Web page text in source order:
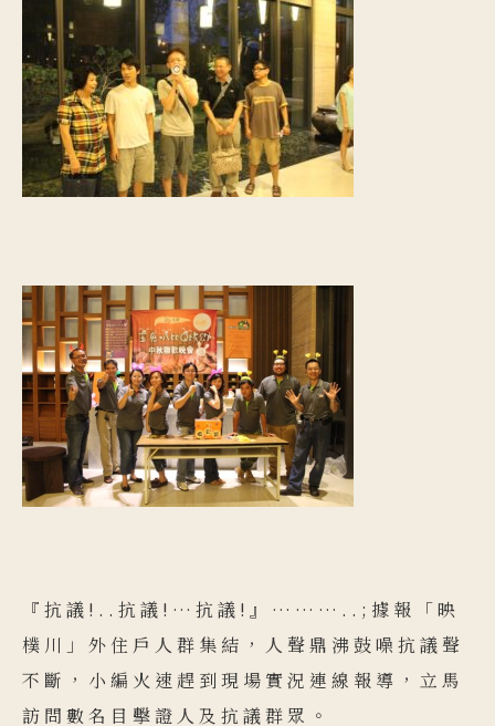
『抗議!..抗議!…抗議!』………..;據報「映
樸川」外住戶人群集結，人聲鼎沸鼓噪抗議聲
不斷，小編火速趕到現場實況連線報導，立馬
訪問數名目擊證人及抗議群眾。